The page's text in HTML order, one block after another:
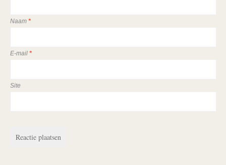
Naam *
E-mail *
Site